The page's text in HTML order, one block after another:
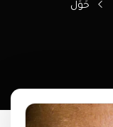
حَوَل